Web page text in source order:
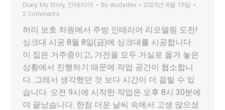
Diary, My Story, 인테리어 By studydev
2025년 8월 19일
2 Comments
허리 보호 차원에서 주방 인테리어 리모델링 도전!
싱크대 시공 8월 8일(금)에 싱크대를 시공합니다.
이 집은 거주중이고, 가전을 모두 거실로 옮겨 놓은
상황에서 진행하기 때문에 작업 공간이 협소합니
다. 그래서 생각했던 것 보다 시간이 더 걸릴 수 있
습니다. 오전 9시에 시작한 작업은 오후 8시 30분에
야 끝났습니다. 한참 더운 날씨 속에서 고생 많으셨